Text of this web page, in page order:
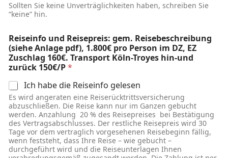
Sollten Sie keine Unverträglichkeiten haben, schreiben Sie
“keine” hin.
Reiseinfo und Reisepreis: gem. Reisebeschreibung
(siehe Anlage pdf), 1.800€ pro Person im DZ, EZ
Zuschlag 160€. Transport Köln-Troyes hin-und
zurück 150€/P*
Ich habe die Reiseinfo gelesen
Es wird angeraten eine Reiserücktrittsversicherung
abzuschließen. Die Reise kann nur im Ganzen gebucht
werden. Anzahlung 20 % des Reisepreises bei Bestätigung
des Vertragsabschlusses. Der restliche Reisepreis wird 30
Tage vor dem vertraglich vorgesehenen Reisebeginn fällig,
wenn feststeht, dass Ihre Reise – wie gebucht –
durchgeführt wird und die Reiseunterlagen Ihnen